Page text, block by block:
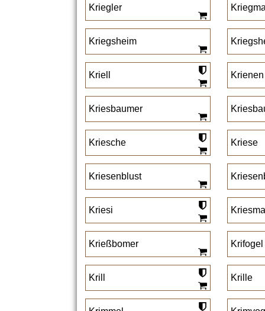
Kriegler
Kriegsheim
Kriell Krienen
Kriesbaumer
Kriesche Kriese
Kriesenblust
Kriesi
Krießbomer Krifogel
Krill Krille